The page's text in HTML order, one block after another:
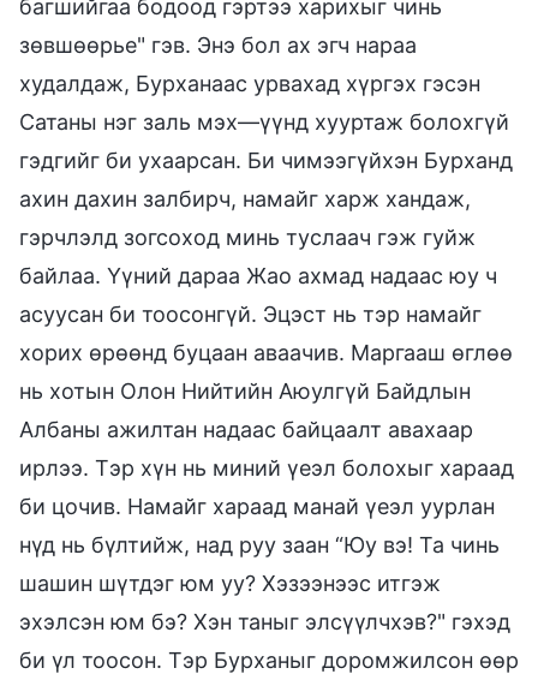
багшийгаа бодоод гэртээ харихыг чинь
зөвшөөрье" гэв. Энэ бол ах эгч нараа
худалдаж, Бурханаас урвахад хүргэх гэсэн
Сатаны нэг заль мэх—үүнд хууртаж болохгүй
гэдгийг би ухаарсан. Би чимээгүйхэн Бурханд
ахин дахин залбирч, намайг харж хандаж,
гэрчлэлд зогсоход минь туслаач гэж гуйж
байлаа. Үүний дараа Жао ахмад надаас юу ч
асуусан би тоосонгүй. Эцэст нь тэр намайг
хорих өрөөнд буцаан аваачив. Маргааш өглөө
нь хотын Олон Нийтийн Аюулгүй Байдлын
Албаны ажилтан надаас байцаалт авахаар
ирлээ. Тэр хүн нь миний үеэл болохыг хараад
би цочив. Намайг хараад манай үеэл уурлан
нүд нь бүлтийж, над руу заан “Юу вэ! Та чинь
шашин шүтдэг юм уу? Хэзээнээс итгэж
эхэлсэн юм бэ? Хэн таныг элсүүлчхэв?" гэхэд
би үл тоосон. Тэр Бурханыг доромжилсон өөр